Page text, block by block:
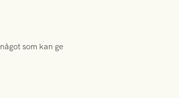
som kan ge